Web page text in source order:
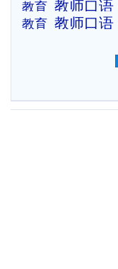
教育 教师口语
教育 教师口语